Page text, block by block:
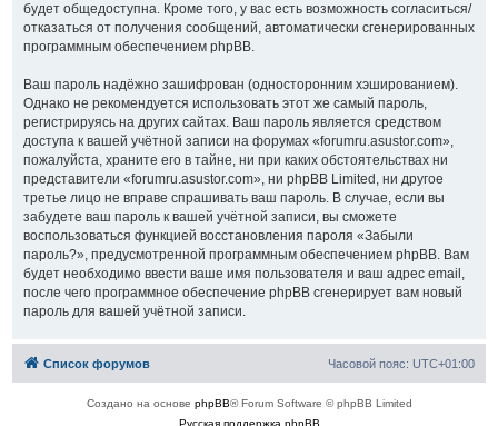
будет общедоступна. Кроме того, у вас есть возможность согласиться/
отказаться от получения сообщений, автоматически сгенерированных
программным обеспечением phpBB.
Ваш пароль надёжно зашифрован (односторонним хэшированием).
Однако не рекомендуется использовать этот же самый пароль,
регистрируясь на других сайтах. Ваш пароль является средством
доступа к вашей учётной записи на форумах «forumru.asustor.com»,
пожалуйста, храните его в тайне, ни при каких обстоятельствах ни
представители «forumru.asustor.com», ни phpBB Limited, ни другое
третье лицо не вправе спрашивать ваш пароль. В случае, если вы
забудете ваш пароль к вашей учётной записи, вы сможете
воспользоваться функцией восстановления пароля «Забыли
пароль?», предусмотренной программным обеспечением phpBB. Вам
будет необходимо ввести ваше имя пользователя и ваш адрес email,
после чего программное обеспечение phpBB сгенерирует вам новый
пароль для вашей учётной записи.
Список форумов Часовой пояс: UTC+01:00
Создано на основе phpBB® Forum Software © phpBB Limited
Русская поддержка phpBB